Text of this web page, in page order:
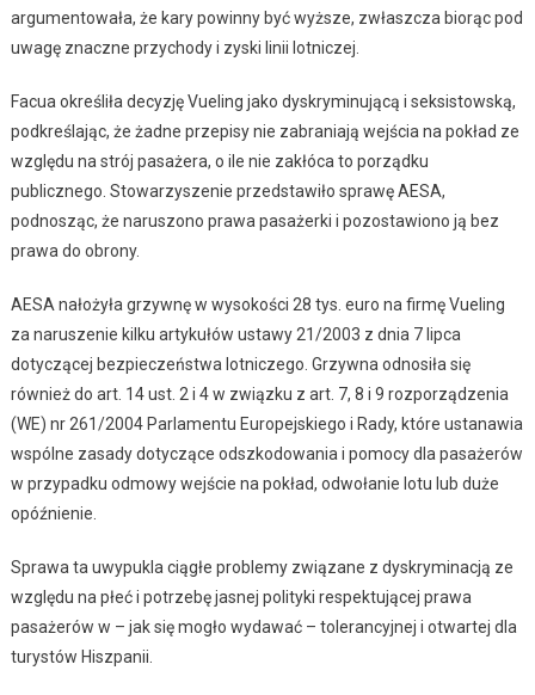
argumentowała, że ​​kary powinny być wyższe, zwłaszcza biorąc pod
uwagę znaczne przychody i zyski linii lotniczej.
Facua określiła decyzję Vueling jako dyskryminującą i seksistowską,
podkreślając, że żadne przepisy nie zabraniają wejścia na pokład ze
względu na strój pasażera, o ile nie zakłóca to porządku
publicznego. Stowarzyszenie przedstawiło sprawę AESA,
podnosząc, że naruszono prawa pasażerki i pozostawiono ją bez
prawa do obrony.
AESA nałożyła grzywnę w wysokości 28 tys. euro na firmę Vueling
za naruszenie kilku artykułów ustawy 21/2003 z dnia 7 lipca
dotyczącej bezpieczeństwa lotniczego. Grzywna odnosiła się
również do art. 14 ust. 2 i 4 w związku z art. 7, 8 i 9 rozporządzenia
(WE) nr 261/2004 Parlamentu Europejskiego i Rady, które ustanawia
wspólne zasady dotyczące odszkodowania i pomocy dla pasażerów
w przypadku odmowy wejście na pokład, odwołanie lotu lub duże
opóźnienie.
Sprawa ta uwypukla ciągłe problemy związane z dyskryminacją ze
względu na płeć i potrzebę jasnej polityki respektującej prawa
pasażerów w – jak się mogło wydawać – tolerancyjnej i otwartej dla
turystów Hiszpanii.